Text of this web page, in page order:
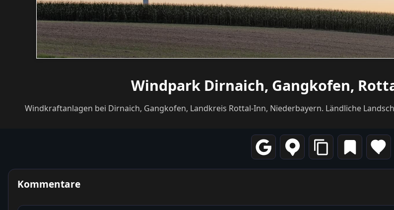
Windpark Dirnaich, Gangkofen,
Windkraftanlagen bei Dirnaich, Gangkofen, Landkreis Rottal-Inn, Niederbayern. Ländliche
Kommentare